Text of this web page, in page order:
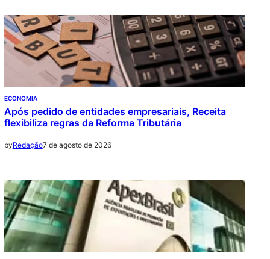
ECONOMIA
Após pedido de entidades empresariais, Receita
flexibiliza regras da Reforma Tributária
byRedação7 de agosto de 2026